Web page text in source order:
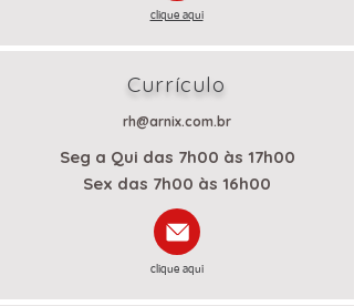
clique aqui
Currículo
rh@arnix.com.br
Seg a Qui das 7h00 às 17h00
Sex das 7h00 às 16h00
clique aqui